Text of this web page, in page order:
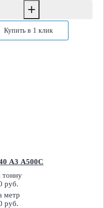
+
Купить в 1 клик
А3 А500С
тонну
руб.
метр
руб.